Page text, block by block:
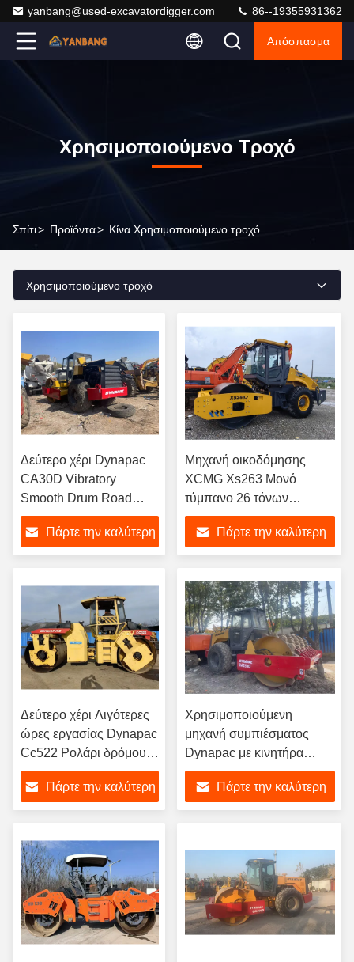
yanbang@used-excavatordigger.com 86--19355931362
Απόσπασμα
Χρησιμοποιούμενο Τροχό
Σπίτι> Προϊόντα> Κίνα Χρησιμοποιούμενο τροχό
Χρησιμοποιούμενο τροχό
Δεύτερο χέρι Dynapac
CA30D Vibratory
Smooth Drum Road
Roller
Πάρτε την καλύτερη
Μηχανή οικοδόμησης
XCMG Xs263 Μονό
τύμπανο 26 τόνων
Μηχανοκίνητος τροχός
κυλίνδρουΠάρτε την καλύτερη
Δεύτερο χέρι Λιγότερες
ώρες εργασίας Dynapac
Cc522 Ρολάρι δρόμου
για κατασκευαστικά
μηχανήματα
Πάρτε την καλύτερη
Χρησιμοποιούμενη
μηχανή συμπιέσματος
Dynapac με κινητήρα
Cummins
Πάρτε την καλύτερη